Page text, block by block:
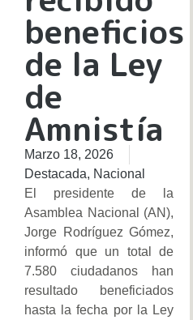
beneficios
de la Ley
de
Amnistía
Marzo 18, 2026
Destacada, Nacional
El presidente de la
Asamblea Nacional (AN),
Jorge Rodríguez Gómez,
informó que un total de
7.580 ciudadanos han
resultado beneficiados
hasta la fecha por la Ley